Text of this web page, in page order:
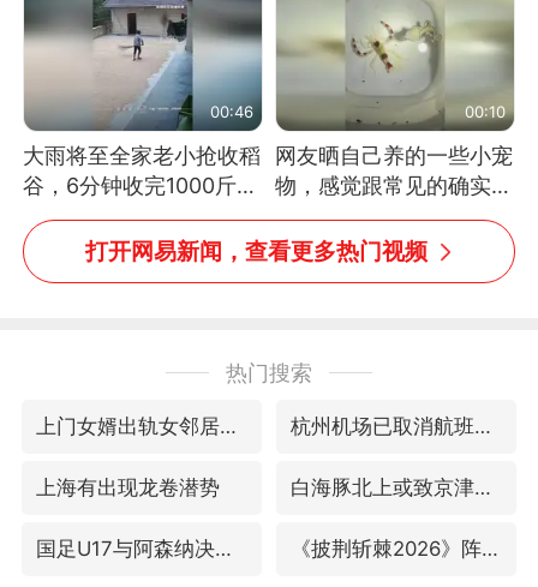
00:46
大雨将至全家老小抢收稻
谷，6分钟收完1000斤，
没有一个人掉链子
00:10
网友晒自己养的一些小宠
物，感觉跟常见的确实有
些不一样
打开网易新闻，查看更多热门视频
热门搜索
上门女婿出轨女邻居多年被判重婚罪 杭州机场已取消航班388架次
上海有出现龙卷潜势 白海豚北上或致京津冀暴雨
国足U17与阿森纳决赛取消 并列冠军 《披荆斩棘2026》阵容官宣